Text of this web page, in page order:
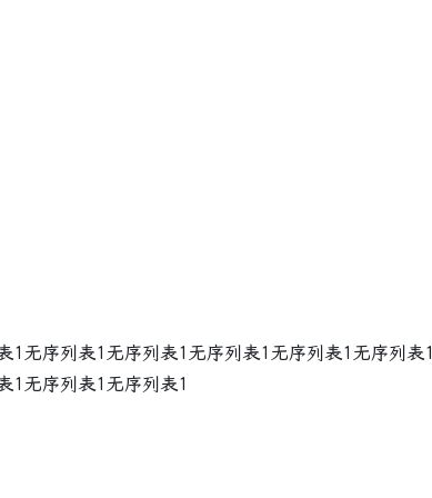
1无序列表1无序列表1无序列表1无序列表1无序列表1
1无序列表1无序列表1